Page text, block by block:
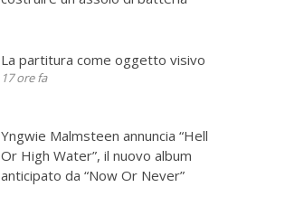
La partitura come oggetto visivo
17 ore fa
Yngwie Malmsteen annuncia “Hell
Or High Water”, il nuovo album
anticipato da “Now Or Never”